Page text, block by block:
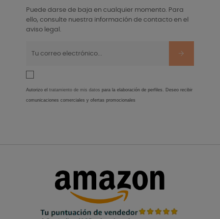
Puede darse de baja en cualquier momento. Para
ello, consulte nuestra información de contacto en el
aviso legal.
Autorizo el tratamiento de mis datos para la elaboración de perfiles. Deseo recibir
comunicaciones comerciales y ofertas promocionales